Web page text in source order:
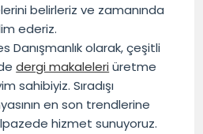
belirleriz ve zamanında
ederiz.
Danışmanlık olarak, çeşitli
dergi makaleleri üretme
sahibiyiz. Sıradışı
en son trendlerine
hizmet sunuyoruz.